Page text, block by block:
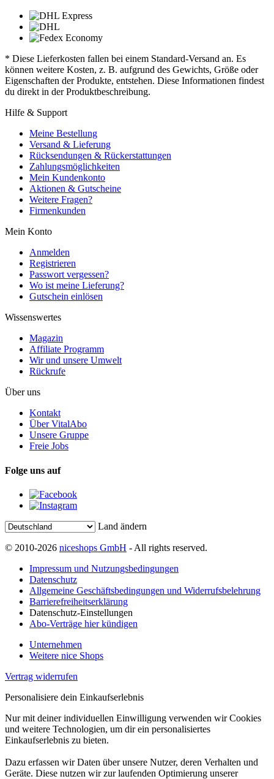
* Diese Lieferkosten fallen bei einem Standard-Versand an. Es
können weitere Kosten, z. B. aufgrund des Gewichts, Größe oder
Eigenschaften der Produkte, entstehen. Diese Informationen findest
du direkt in der Produktbeschreibung.
Hilfe & Support
Meine Bestellung
Versand & Lieferung
Rücksendungen & Rückerstattungen
Zahlungsmöglichkeiten
Mein Kundenkonto
Aktionen & Gutscheine
Weitere Fragen?
Firmenkunden
Mein Konto
Anmelden
Registrieren
Passwort vergessen?
Wo ist meine Lieferung?
Gutschein einlösen
Wissenswertes
Magazin
Affiliate Programm
Wir und unsere Umwelt
Rückrufe
Über uns
Kontakt
Über VitalAbo
Unsere Gruppe
Freie Jobs
Folge uns auf
Land ändern
© 2010-2026 niceshops GmbH - All rights reserved.
Impressum und Nutzungsbedingungen
Datenschutz
Allgemeine Geschäftsbedingungen und Widerrufsbelehrung
Barrierefreiheitserklärung
Datenschutz-Einstellungen
Abo-Verträge hier kündigen
Unternehmen
Weitere nice Shops
Vertrag widerrufen
Personalisiere dein Einkaufserlebnis
Nur mit deiner individuellen Einwilligung verwenden wir Cookies
und weitere Technologien, um dir ein personalisiertes
Einkaufserlebnis zu bieten.
Dazu erfassen wir Daten über unsere Nutzer, deren Verhalten und
Geräte. Diese nutzen wir zur laufenden Optimierung unserer